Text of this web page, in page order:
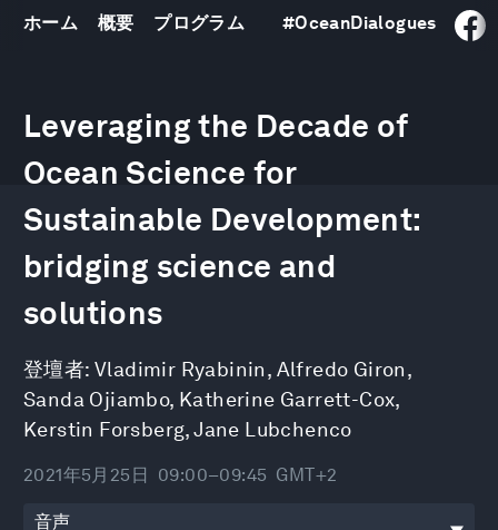
ホーム 概要 プログラム #OceanDialogues
Leveraging the Decade of
Ocean Science for
Sustainable Development:
bridging science and
solutions
登壇者: Vladimir Ryabinin, Alfredo Giron,
Sanda Ojiambo, Katherine Garrett-Cox,
Kerstin Forsberg,Jane Lubchenco
2021年5月25日 09:00–09:45 GMT+2
音声
minutes,
52